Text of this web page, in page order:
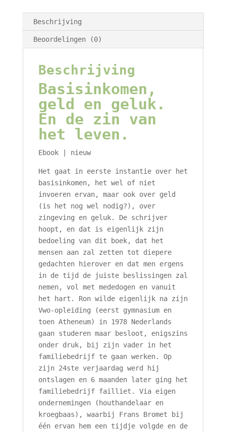
Beschrijving
Beoordelingen (0)
Beschrijving
Basisinkomen,
geld en geluk.
En de zin van
het leven.
Ebook | nieuw
Het gaat in eerste instantie over het
basisinkomen, het wel of niet
invoeren ervan, maar ook over geld
(is het nog wel nodig?), over
zingeving en geluk. De schrijver
hoopt, en dat is eigenlijk zijn
bedoeling van dit boek, dat het
mensen aan zal zetten tot diepere
gedachten hierover en dat men ergens
in de tijd de juiste beslissingen zal
nemen, vol met mededogen en vanuit
het hart. Ron wilde eigenlijk na zijn
Vwo-opleiding (eerst gymnasium en
toen Atheneum) in 1978 Nederlands
gaan studeren maar besloot, enigszins
onder druk, bij zijn vader in het
familiebedrijf te gaan werken. Op
zijn 24ste verjaardag werd hij
ontslagen en 6 maanden later ging het
familiebedrijf failliet. Via eigen
ondernemingen (houthandelaar en
kroegbaas), waarbij Frans Bromet bij
één ervan hem een tijdje volgde en de